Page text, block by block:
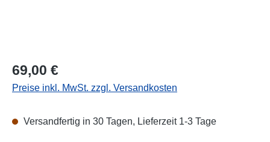
Regulärer Preis:
69,00 €
Preise inkl. MwSt. zzgl. Versandkosten
Versandfertig in 30 Tagen, Lieferzeit 1-3 Tage